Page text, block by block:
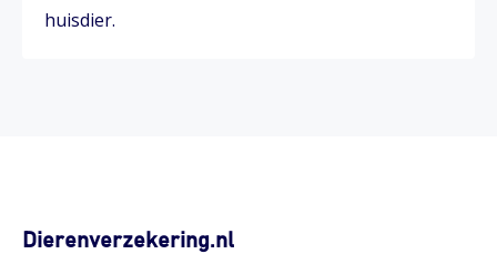
huisdier.
Dierenverzekering.nl